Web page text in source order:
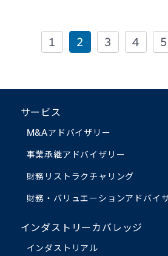
1 2 3 4 5
サービス
M&Aアドバイザリー
事業承継アドバイザリー
財務リストラクチャリング
財務・バリュエーションアドバイ
インダストリーカバレッジ
インダストリアル